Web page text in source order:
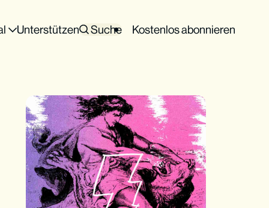
Unterstützen Suche Kostenlos abonnieren